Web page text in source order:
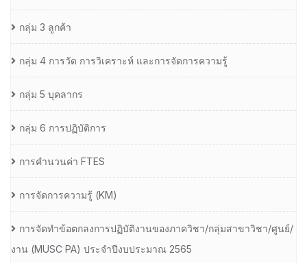
กลุ่ม 3 ลูกค้า
กลุ่ม 4 การวัด การวิเคราะห์ และการจัดการความรู้
กลุ่ม 5 บุคลากร
กลุ่ม 6 การปฏิบัติการ
การคำนวนค่า FTES
การจัดการความรู้ (KM)
การจัดทำข้อตกลงการปฏิบัติงานของภาควิชา/กลุ่มสาขาวิชา/ศูนย์/
งาน (MUSC PA) ประจำปีงบประมาณ 2565